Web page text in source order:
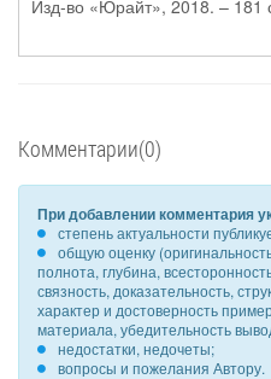
Изд-во «Юрайт», 2018. – 181
Комментарии(0)
При добавлении комментария
степень актуальности
общую оценку
полнота, глубина,
связность, доказательность,
характер и достоверность
материала, убедительность
недостатки, недочеты;
вопросы и пожелания Автору.